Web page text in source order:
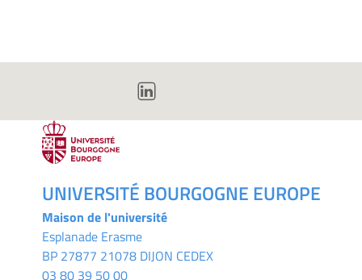
UNIVERSITÉ BOURGOGNE EUROPE
Maison de l'université
Esplanade Erasme
BP 27877 21078 DIJON CEDEX
03 80 39 50 00